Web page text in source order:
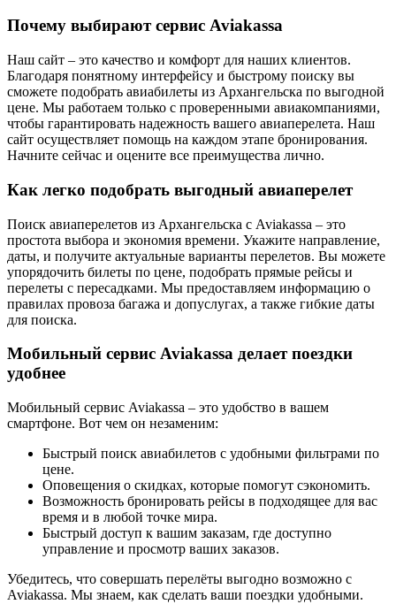
Почему выбирают сервис Aviakassa
Наш сайт – это качество и комфорт для наших клиентов.
Благодаря понятному интерфейсу и быстрому поиску вы
сможете подобрать авиабилеты из Архангельска по выгодной
цене. Мы работаем только с проверенными авиакомпаниями,
чтобы гарантировать надежность вашего авиаперелета. Наш
сайт осуществляет помощь на каждом этапе бронирования.
Начните сейчас и оцените все преимущества лично.
Как легко подобрать выгодный авиаперелет
Поиск авиаперелетов из Архангельска с Aviakassa – это
простота выбора и экономия времени. Укажите направление,
даты, и получите актуальные варианты перелетов. Вы можете
упорядочить билеты по цене, подобрать прямые рейсы и
перелеты с пересадками. Мы предоставляем информацию о
правилах провоза багажа и допуслугах, а также гибкие даты
для поиска.
Мобильный сервис Aviakassa делает поездки
удобнее
Мобильный сервис Aviakassa – это удобство в вашем
смартфоне. Вот чем он незаменим:
Быстрый поиск авиабилетов с удобными фильтрами по
цене.
Оповещения о скидках, которые помогут сэкономить.
Возможность бронировать рейсы в подходящее для вас
время и в любой точке мира.
Быстрый доступ к вашим заказам, где доступно
управление и просмотр ваших заказов.
Убедитесь, что совершать перелёты выгодно возможно с
Aviakassa. Мы знаем, как сделать ваши поездки удобными.